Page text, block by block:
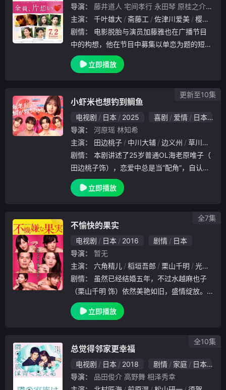
导演：
藤井道人 宅间孝行 永田琴 原桂之介 饭塚
主演：
千叶雄大 斋藤工 佐津川爱美 樱田通
剧情：
中的构想，他在节目中募集以单恋为题的短篇
恋爱小说、漫画，从中精选出8个故事编入电
影，并将入选的故事集结成册出版电子小说，
立即播放
小虾米也想钓到鲷鱼
电视剧 日本 2025 喜剧 爱情 日本
导演：
河原瑶 林知希
主演：
田边桃子 中川大辅 边义州 草川拓弥
剧情：
田边桃子饰），恋爱中总是当“配角”，自认只
是“小虾米”，直到邂逅四位风格各异的魅力男
性——神秘男子水沼脩（中川大辅饰）、深情
立即播放
更新至10集
不愉快的果实
电视剧 日本 2016 剧情
日本
导演：
暂无
主演：
六角精儿 稻垣吾郎 栗山千明 光石研
剧情：
（栗山千明 饰）依然美艳如旧，盛情绽放。
她的丈夫航一（稻垣吾郎 饰）是一名上班族
，夫妻俩的生活固然无忧无虑，只是两人之间
立即播放
全7集
总觉得邻家更幸福
电视剧 日本 2018 剧情 家庭 日本
导演：
品田俊介 高野舞 相泽秀幸
全10集